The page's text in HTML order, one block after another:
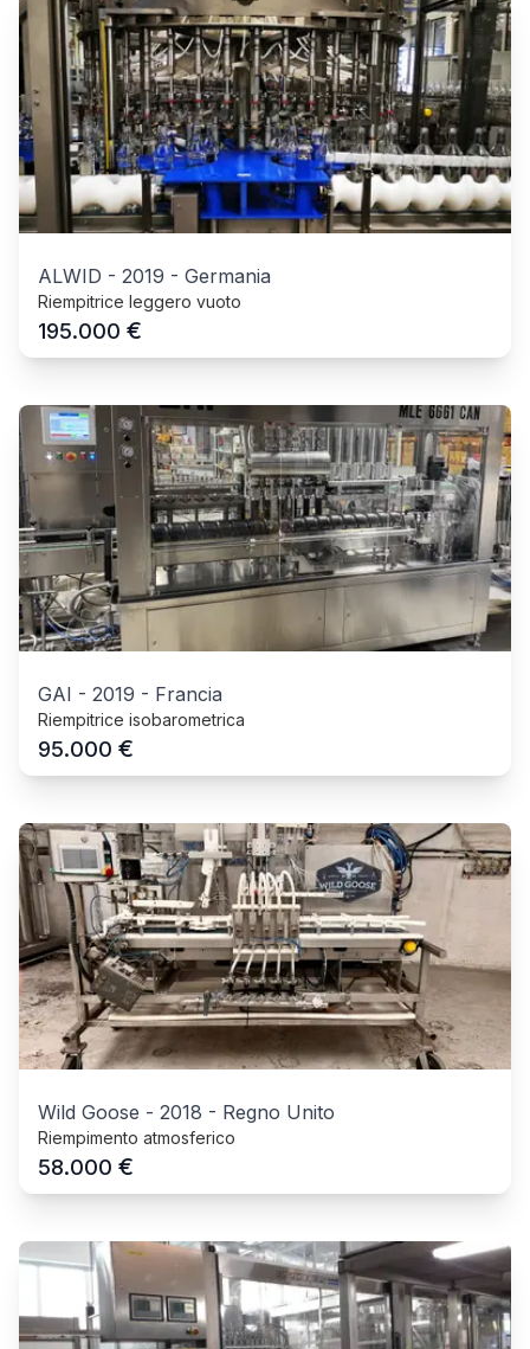
ALWID - 2019 - Germania
Riempitrice leggero vuoto
195.000 €
GAI - 2019 - Francia
Riempitrice isobarometrica
95.000 €
Wild Goose - 2018 - Regno Unito
Riempimento atmosferico
58.000 €